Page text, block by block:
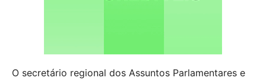
O secretário regional dos Assuntos Parlamentares e